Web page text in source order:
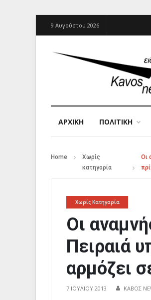
9 Αυγούστου 2026
ΑΡΧΙΚΉ ΠΟΛΙΤΙΚΗ
Home
Χωρίς
κατηγορία
Οι
Χωρίς Κατηγορία
Οι
Πειραιά
αρμόζει
7 ΙΟΥΛΊΟΥ 2013 ΚΑΒΟΣ